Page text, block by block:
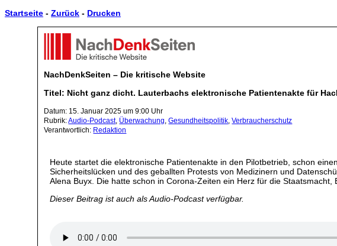
Startseite - Zurück - Drucken
NachDenkSeiten – Die kritische Website
Titel: Nicht ganz dicht. Lauterbachs elektronische Patientenakte für
Datum: 15. Januar 2025 um 9:00 Uhr
Rubrik:Audio-Podcast, Überwachung,Gesundheitspolitik,Verbraucherschutz
Verantwortlich: Redaktion
Heute startet die elektronische Patientenakte in den Pilotbetrieb, schon
Sicherheitslücken und des geballten Protests von Medizinern und
Alena Buyx. Die hatte schon in Corona-Zeiten ein Herz für die
Dieser Beitrag ist auch als Audio-Podcast verfügbar.